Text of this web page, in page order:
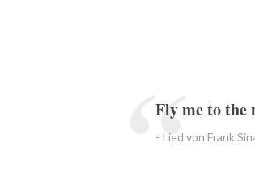
Fly me to the
Lied von Frank